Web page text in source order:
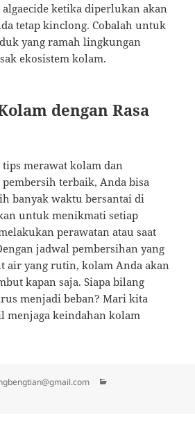
ketika diperlukan akan
tetap kinclong. Cobalah untuk
yang ramah lingkungan
ekosistem kolam.
dengan Rasa
merawat kolam dan
terbaik, Anda bisa
banyak waktu bersantai di
untuk menikmati setiap
perawatan atau saat
jadwal pembersihan yang
air yang rutin, kolam Anda akan
kapan saja. Siapa bilang
menjadi beban? Mari kita
menjaga keindahan kolam